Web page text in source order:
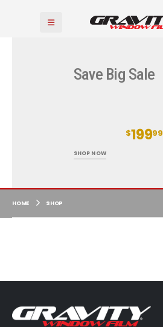
Save Big Sale
$19999
SHOP NOW
HOME SHOP